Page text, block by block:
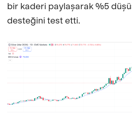
bir kaderi paylaşarak %5
desteğini test etti.